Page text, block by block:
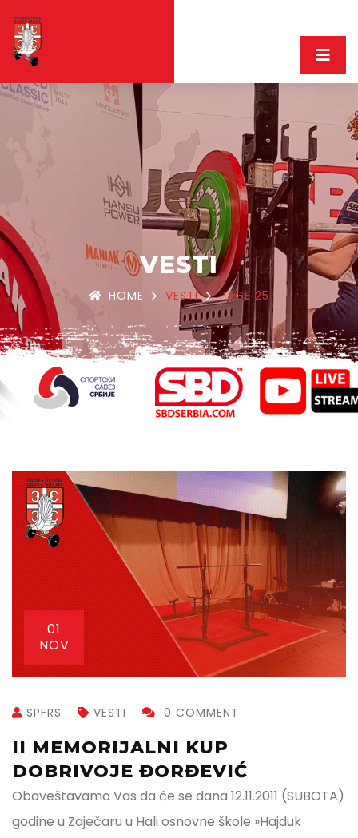
VESTI
HOME VESTI PAGE 25
01
NOV
SPFRS VESTI 0 COMMENT
II MEMORIJALNI KUP
DOBRIVOJE ĐORĐEVIĆ
Obaveštavamo Vas da će se dana 12.11.2011 (SUBOTA)
godine u Zaječaru u Hali osnovne škole »Hajduk